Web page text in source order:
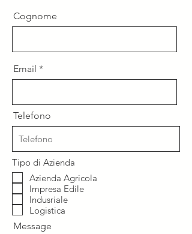
Cognome
Email
Telefono
Tipo di Azienda
Azienda Agricola
Impresa Edile
Indusriale
Logistica
Message